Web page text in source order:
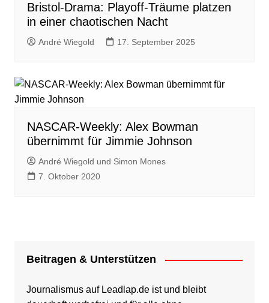
Bristol-Drama: Playoff-Träume platzen
in einer chaotischen Nacht
André Wiegold 17. September 2025
NASCAR-Weekly: Alex Bowman
übernimmt für Jimmie Johnson
André Wiegold und Simon Mones
7. Oktober 2020
Beitragen & Unterstützen
Journalismus auf Leadlap.de ist und bleibt